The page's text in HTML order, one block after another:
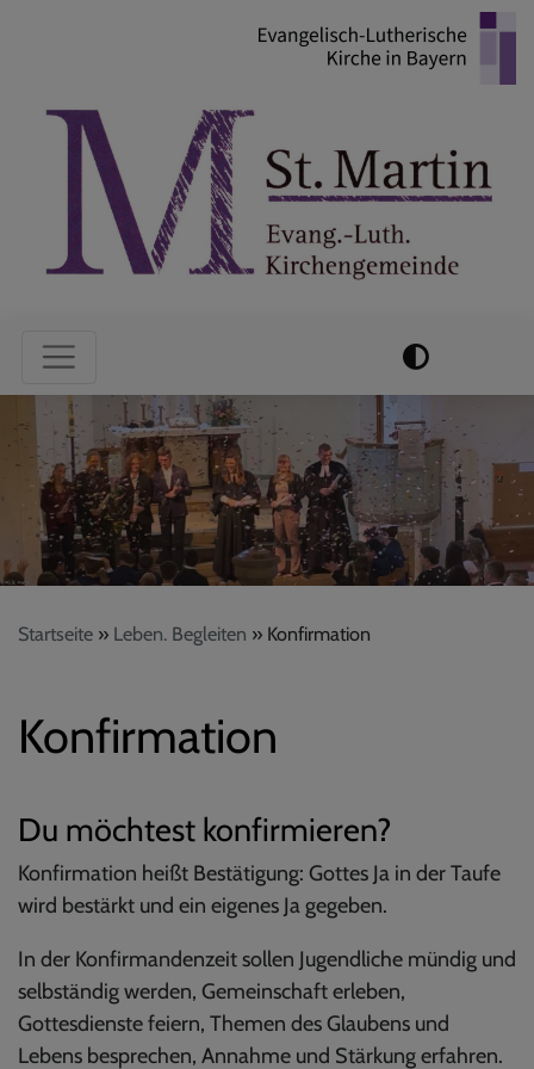
Hauptnavigation
Startseite Leben. Begleiten Konfirmation
Konfirmation
Du möchtest konfirmieren?
Konfirmation heißt Bestätigung: Gottes Ja in der Taufe
wird bestärkt und ein eigenes Ja gegeben.
In der Konfirmandenzeit sollen Jugendliche mündig und
selbständig werden, Gemeinschaft erleben,
Gottesdienste feiern, Themen des Glaubens und
Lebens besprechen, Annahme und Stärkung erfahren.